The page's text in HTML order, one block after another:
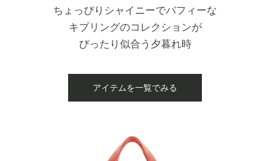
ちょっぴりシャイニーでパフィーな
キプリングのコレクションが
ぴったり似合う夕暮れ時
アイテムを一覧でみる